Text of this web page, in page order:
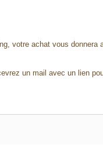
votre achat vous
un mail avec un lien